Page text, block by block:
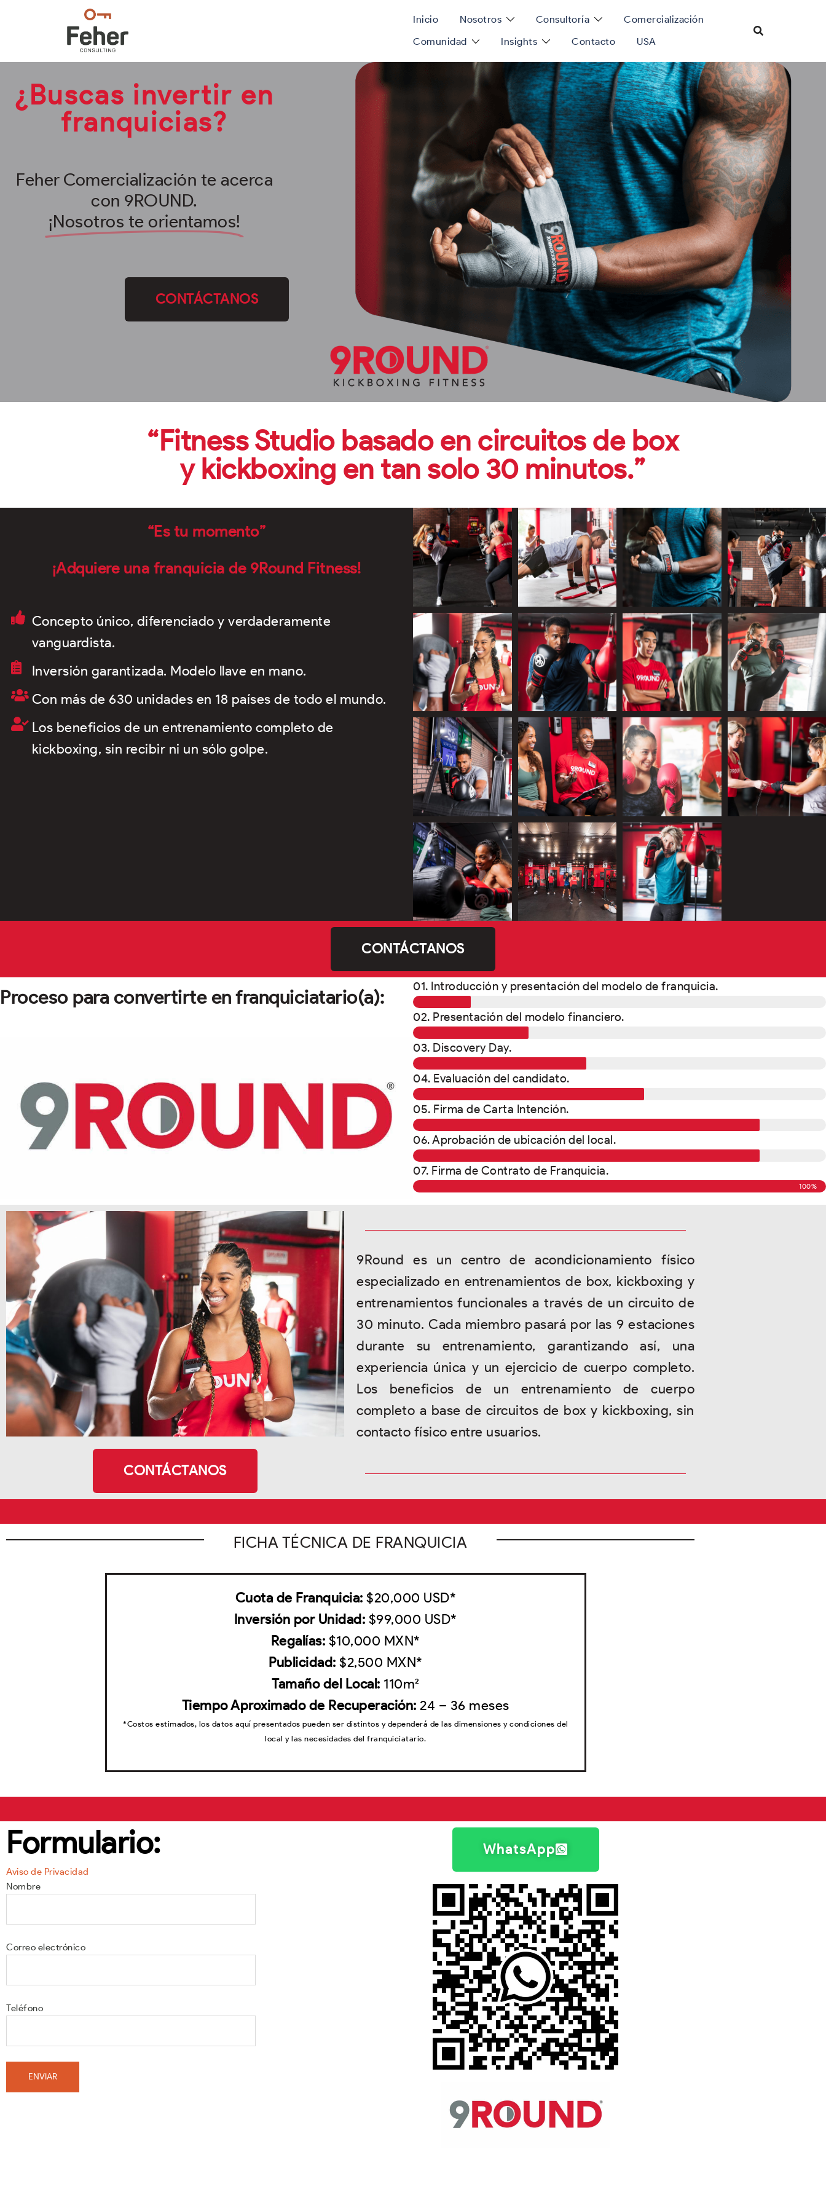
Inicio Nosotros Consultoría
Comercialización
Comunidad
Insights Contacto USA
¿Buscas invertir en
franquicias?
Feher Comercialización te acerca
con 9ROUND.
¡Nosotros te orientamos!
CONTÁCTANOS
“Fitness Studio basado en circuitos de box
y kickboxing en tan solo 30 minutos.”
“Es tu momento”
¡Adquiere una franquicia de 9Round Fitness!
Concepto único, diferenciado y verdaderamente
vanguardista.
Inversión garantizada. Modelo llave en mano.
Con más de 630 unidades en 18 países de todo el mundo.
Los beneficios de un entrenamiento completo de
kickboxing, sin recibir ni un sólo golpe.
CONTÁCTANOS
Proceso para convertirte en franquiciatario(a): 01. Introducción y presentación del modelo de franquicia.
02. Presentación del modelo financiero.
03. Discovery Day.
04. Evaluación del candidato.
05. Firma de Carta Intención.
06. Aprobación de ubicación del local.
07. Firma de Contrato de Franquicia.
100%
CONTÁCTANOS
9Round es un centro de acondicionamiento físico
especializado en entrenamientos de box, kickboxing y
entrenamientos funcionales a través de un circuito de
30 minuto. Cada miembro pasará por las 9 estaciones
durante su entrenamiento, garantizando así, una
experiencia única y un ejercicio de cuerpo completo.
Los beneficios de un entrenamiento de cuerpo
completo a base de circuitos de box y kickboxing, sin
contacto físico entre usuarios.
FICHA TÉCNICA DE FRANQUICIA
Cuota de Franquicia: $20,000 USD*
Inversión por Unidad: $99,000 USD*
Regalías: $10,000 MXN*
Publicidad: $2,500 MXN*
Tamaño del Local: 110m²
Tiempo Aproximado de Recuperación: 24 – 36 meses
*Costos estimados, los datos aquí presentados pueden ser distintos y dependerá de las dimensiones y condiciones del
local y las necesidades del franquiciatario.
Formulario:
Aviso de Privacidad
Nombre
Correo electrónico
Teléfono
WhatsApp